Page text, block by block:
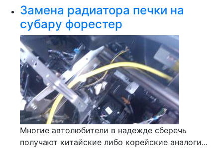
Замена радиатора печки на
субару форестер
Многие автолюбители в надежде сберечь
получают китайские либо корейские аналоги...